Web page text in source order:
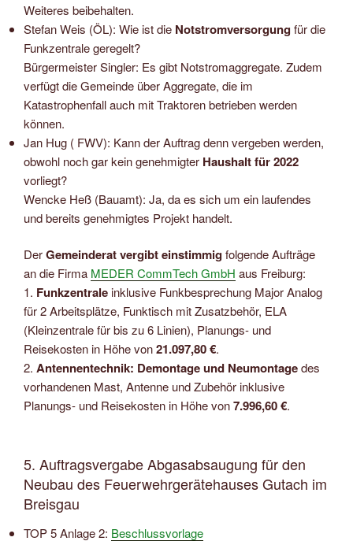
Weiteres beibehalten.
Stefan Weis (ÖL): Wie ist die Notstromversorgungfür die
Funkzentrale geregelt?
Bürgermeister Singler: Es gibt Notstromaggregate. Zudem
verfügt die Gemeinde über Aggregate, die im
Katastrophenfall auch mit Traktoren betrieben werden
können.
Jan Hug ( FWV): Kann der Auftrag denn vergeben werden,
obwohl noch gar kein genehmigter Haushalt für 2022
vorliegt?
Wencke Heß (Bauamt): Ja, da es sich um ein laufendes
und bereits genehmigtes Projekt handelt.
DerGemeinderat vergibt einstimmigfolgende Aufträge
an die Firma MEDER CommTech GmbH aus Freiburg:
1. Funkzentraleinklusive Funkbesprechung Major Analog
für 2 Arbeitsplätze, Funktisch mit Zusatzbehör, ELA
(Kleinzentrale für bis zu 6 Linien), Planungs- und
Reisekosten in Höhe von21.097,80 €.
2. Antennentechnik: Demontage und Neumontagedes
vorhandenen Mast, Antenne und Zubehör inklusive
Planungs- und Reisekosten in Höhe von7.996,60 €.
5. Auftragsvergabe Abgasabsaugung für den
Neubau des Feuerwehrgerätehauses Gutach im
Breisgau
TOP 5 Anlage 2: Beschlussvorlage